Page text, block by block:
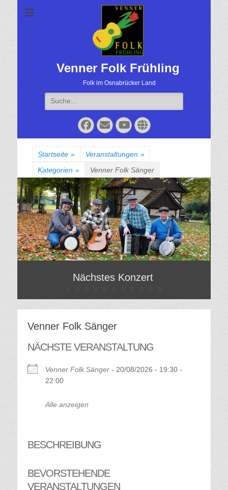
Venner Folk Frühling
Folk im Osnabrücker Land
Suche
für:
Facebook
EmailYouTube
Website
Startseite » Veranstaltungen »
Kategorien » Venner Folk Sänger
Nächstes Konzert
am
Von
Gatzweiler
Venner Folk Sänger
NÄCHSTE VERANSTALTUNG
Venner Folk Sänger - 20/08/2026 - 19:30 -
22:00
Alle anzeigen
BESCHREIBUNG
BEVORSTEHENDE
VERANSTALTUNGEN